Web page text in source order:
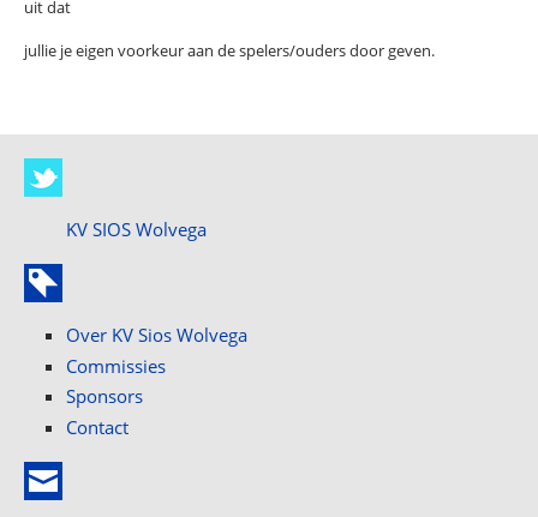
uit dat
jullie je eigen voorkeur aan de spelers/ouders door geven.
KV SIOS Wolvega
Over KV Sios Wolvega
Commissies
Sponsors
Contact